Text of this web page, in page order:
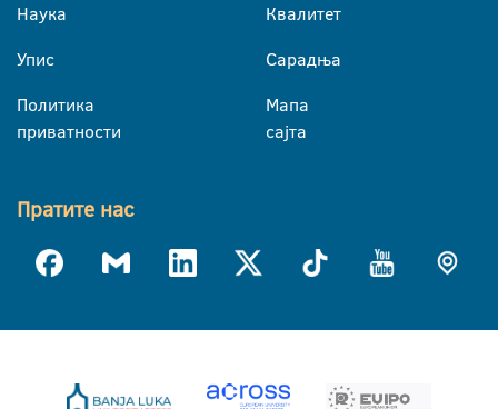
Наука
Упис
Политика
приватности
Квалитет
Сарадња
Мапа
сајта
Пратите нас